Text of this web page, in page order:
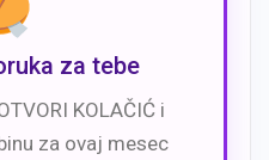
za tebe
KOLAČIĆ i
za ovaj mesec